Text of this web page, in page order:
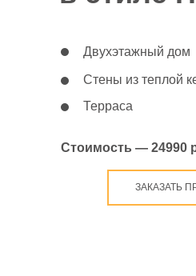
Двухэтажный дом
Стены из теплой
Терраса
ЗАКАЗАТЬ
Стоимость — 24990